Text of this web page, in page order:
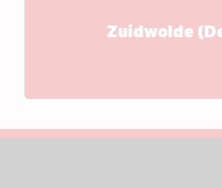
Zuidwolde